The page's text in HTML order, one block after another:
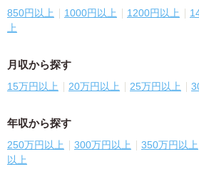
850円以上 1000円以上 1200円以上
上
月収から探す
15万円以上 20万円以上 25万円以上
年収から探す
250万円以上 300万円以上 350万円以上
以上